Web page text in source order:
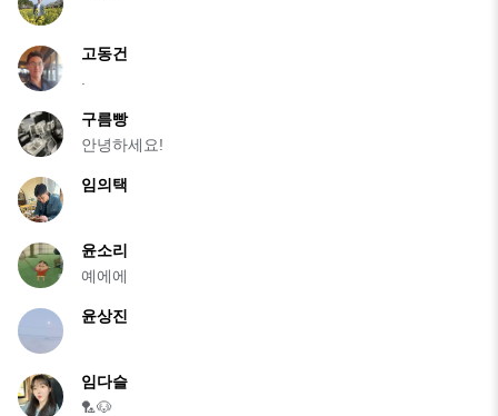
고동건
.
구름빵
안녕하세요!
임의택
윤소리
예에에
윤상진
임다슬
🏸🐶